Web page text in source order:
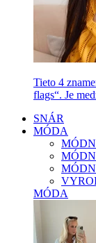
Tieto 4
flags“. Je
SNÁR
MÓDA
MÓDA